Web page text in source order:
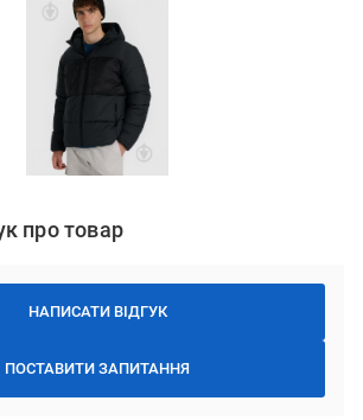
про товар
НАПИСАТИ ВІДГУК
ПОСТАВИТИ ЗАПИТАННЯ